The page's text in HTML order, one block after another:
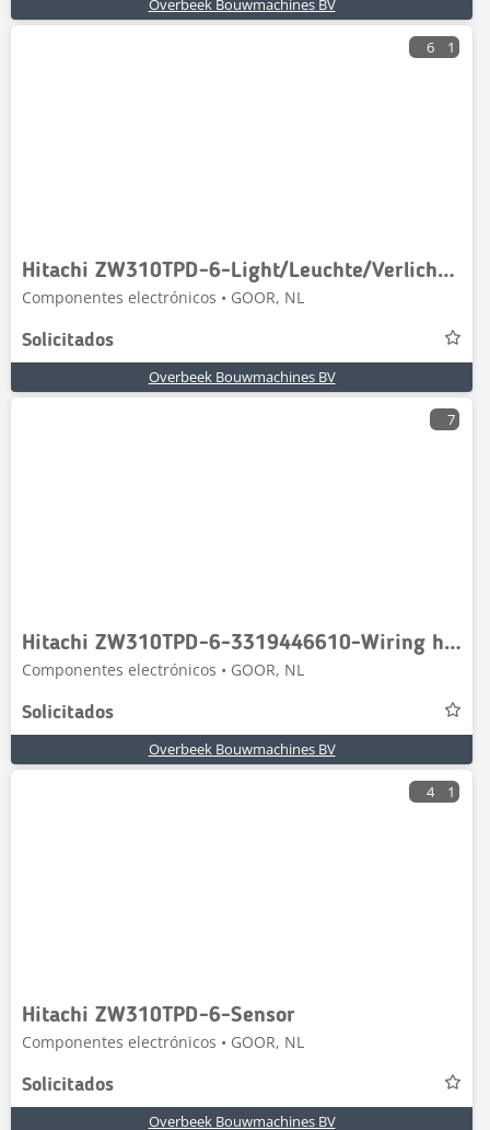
Overbeek Bouwmachines BV
6 1
Hitachi ZW310TPD-6-Light/Leuchte/Verlichting
Componentes electrónicos • GOOR, NL
Solicitados
Overbeek Bouwmachines BV
7
Hitachi ZW310TPD-6-3319446610-Wiring harness/Kabelbaum
Componentes electrónicos • GOOR, NL
Solicitados
Overbeek Bouwmachines BV
4 1
Hitachi ZW310TPD-6-Sensor
Componentes electrónicos • GOOR, NL
Solicitados
Overbeek Bouwmachines BV